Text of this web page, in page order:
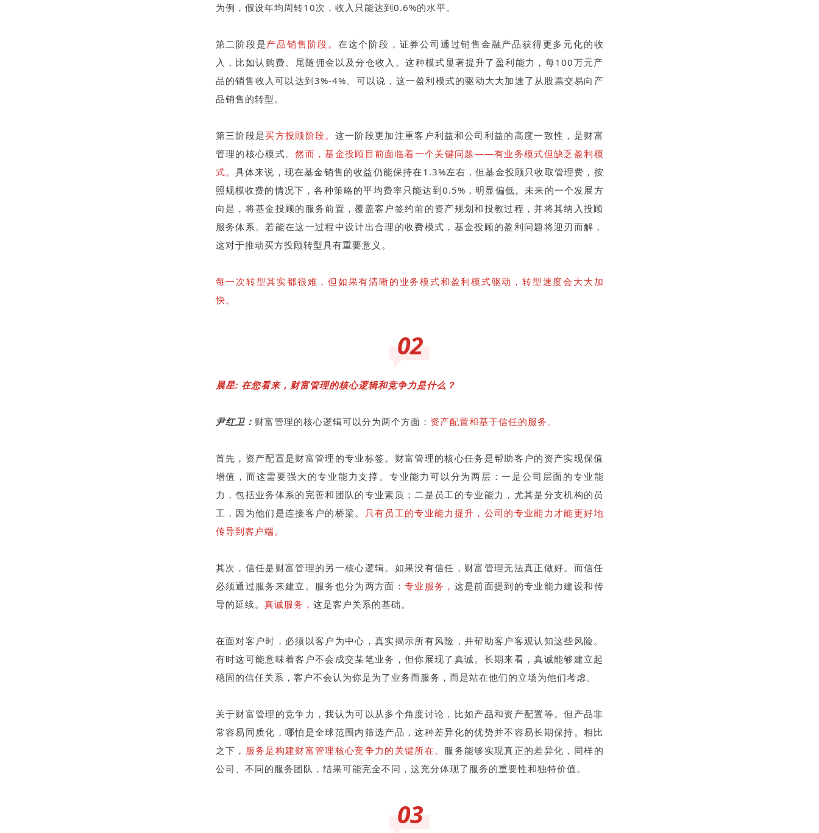
为例，假设年均周转10次，收入只能达到0.6%的水平。
第二阶段是产品销售阶段。 在这个阶段，证券公司通过销售金融产品获得更多元化的收
入，比如认购费、尾随佣金以及分仓收入。这种模式显著提升了盈利能力，每100万元产
品的销售收入可以达到3%-4%。可以说，这一盈利模式的驱动大大加速了从股票交易向产
品销售的转型。
第三阶段是买方投顾阶段。 这一阶段更加注重客户利益和公司利益的高度一致性，是财富
管理的核心模式。然而，基金投顾目前面临着一个关键问题——有业务模式但缺乏盈利模
式。 具体来说，现在基金销售的收益仍能保持在1.3%左右，但基金投顾只收取管理费，按
照规模收费的情况下，各种策略的平均费率只能达到0.5%，明显偏低。未来的一个发展方
向是，将基金投顾的服务前置，覆盖客户签约前的资产规划和投教过程，并将其纳入投顾
服务体系。若能在这一过程中设计出合理的收费模式，基金投顾的盈利问题将迎刃而解，
这对于推动买方投顾转型具有重要意义。
每一次转型其实都很难，但如果有清晰的业务模式和盈利模式驱动，转型速度会大大加
快。
02
晨星: 在您看来，财富管理的核心逻辑和竞争力是什么？
尹红卫： 财富管理的核心逻辑可以分为两个方面： 资产配置和基于信任的服务。
首先，资产配置是财富管理的专业标签。财富管理的核心任务是帮助客户的资产实现保值
增值，而这需要强大的专业能力支撑。专业能力可以分为两层：一是公司层面的专业能
力，包括业务体系的完善和团队的专业素质；二是员工的专业能力，尤其是分支机构的员
工，因为他们是连接客户的桥梁。
只有员工的专业能力提升，公司的专业能力才能更好地
传导到客户端。
其次，信任是财富管理的另一核心逻辑。如果没有信任，财富管理无法真正做好。而信任
必须通过服务来建立。服务也分为两方面： 专业服务， 这是前面提到的专业能力建设和传
导的延续。 真诚服务， 这是客户关系的基础。
在面对客户时，必须以客户为中心，真实揭示所有风险，并帮助客户客观认知这些风险。
有时这可能意味着客户不会成交某笔业务，但你展现了真诚。长期来看，真诚能够建立起
稳固的信任关系，客户不会认为你是为了业务而服务，而是站在他们的立场为他们考虑。
关于财富管理的竞争力，我认为可以从多个角度讨论，比如产品和资产配置等。但产品非
常容易同质化，哪怕是全球范围内筛选产品，这种差异化的优势并不容易长期保持。相比
之下， 服务是构建财富管理核心竞争力的关键所在。 服务能够实现真正的差异化，同样的
公司、不同的服务团队，结果可能完全不同，这充分体现了服务的重要性和独特价值。
03